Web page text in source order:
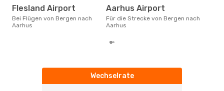
Flesland Airport
Bei Flügen von Bergen nach
Aarhus
Aarhus Airport
Für die Strecke von Bergen nach
Aarhus
Wechselrate